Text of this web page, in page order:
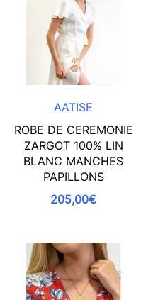
AATISE
ROBE DE CEREMONIE
ZARGOT 100% LIN
BLANC MANCHES
PAPILLONS
205,00€